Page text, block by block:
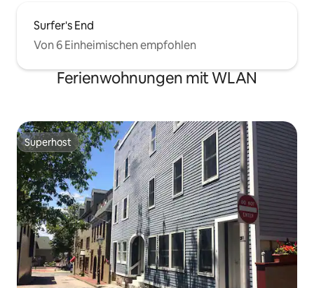
Surfer's End
Von 6 Einheimischen empfohlen
Ferienwohnungen mit WLAN
Superhost
Superhost